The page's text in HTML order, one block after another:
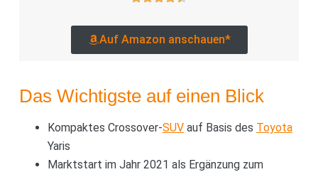
Auf Amazon anschauen*
Das Wichtigste auf einen Blick
Kompaktes Crossover-SUVauf Basis des Toyota
Yaris
Marktstart im Jahr 2021 als Ergänzung zum